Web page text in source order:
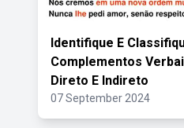
Identifique E
Complementos
Direto E Indireto
07 September 2024